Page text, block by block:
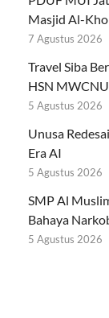
Masjid Al-
7 Agustus 2026
Travel Siba
HSN
5 Agustus 2026
Unusa
Era AI
5 Agustus 2026
SMP Al
Bahaya
5 Agustus 2026